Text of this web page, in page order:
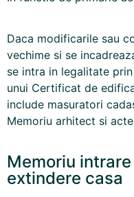
Daca modificarile sau
vechime si se
se intra in legalitate
unui Certificat de
include masuratori
Memoriu arhitect si
Memoriu
extindere casa